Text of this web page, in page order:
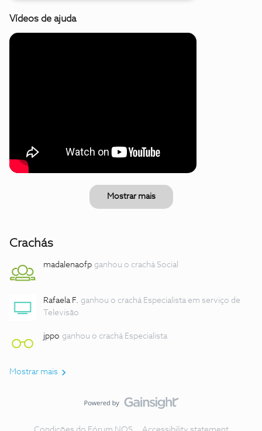
Vídeos de ajuda
Mostrar mais
Crachás
madalenaofp ganhou o crachá Social
Rafaela F. ganhou o crachá Especialista em serviço de
Televisão
jppo ganhou o crachá Especialista
Mostrar mais